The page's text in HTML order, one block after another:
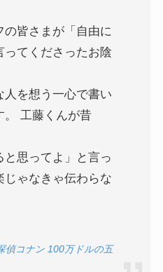
の皆さまが「自由に
てくださったお陰
人を想う一心で書い
。 工藤くんが昔
思ってよ」と言っ
じゃなきゃ伝わらな
偵コナン 100万ドルの五